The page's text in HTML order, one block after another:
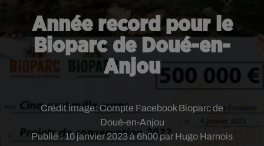
Année record pour le
Bioparc de Doué-en-
Anjou
Publié : 10 janvier 2023 à 6h00 par Hugo Harnois
Crédit image: Compte Facebook Bioparc de
Doué-en-Anjou